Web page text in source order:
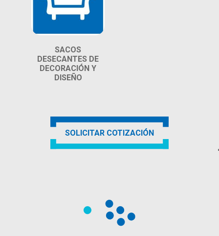
SACOS
DESECANTES DE
DECORACIÓN Y
DISEÑO
SOLICITAR COTIZACIÓN